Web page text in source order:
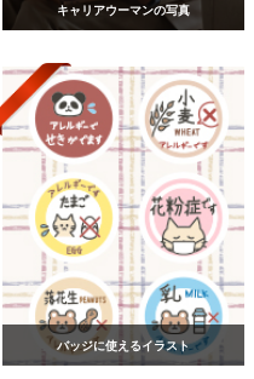
キャリアウーマンの写真
バッジに使えるイラスト